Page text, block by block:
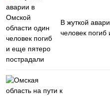
В жуткой
человек